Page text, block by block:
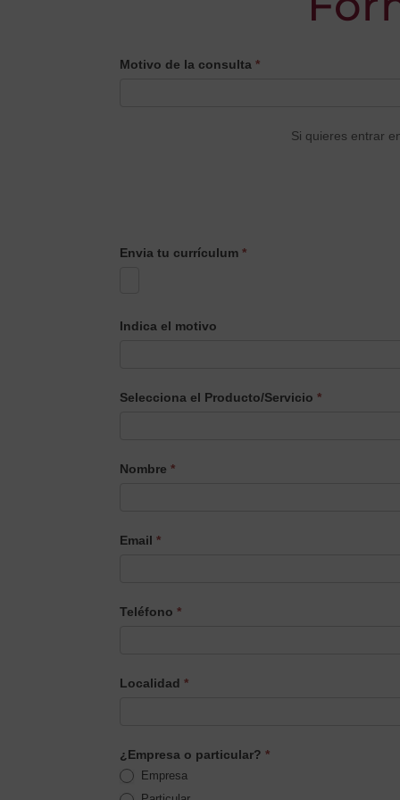
CONTACTO
Motivo de la consulta*
Si quieres entrar
Envia tu currículum*
Indica el motivo
Selecciona el Producto/Servicio*
el
Nombre*
Email*
Teléfono*
Localidad*
¿Empresa o particular?*
Empresa